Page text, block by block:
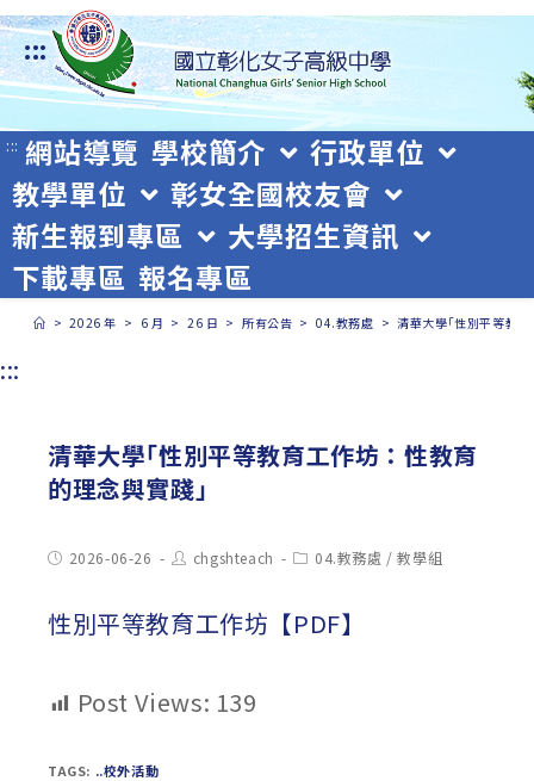
跳
轉
至
主
要
內
容
:::
::: 網站導覽 學校簡介
行政單位
教學單位
彰女全國校友會
新生報到專區
大學招生資訊
下載專區 報名專區
> 2026 年 > 6 月 > 26 日 > 所有公告 > 04.教務處 > 清華大學｢性別平等教
:::
清華大學｢性別平等教育工作坊：性教育
的理念與實踐｣
Post2026-06-26
Post
author:
chgshteach
Post04.教務處 / 教學組
性別平等教育工作坊【PDF】
Post Views: 139
TAGS: ..校外活動